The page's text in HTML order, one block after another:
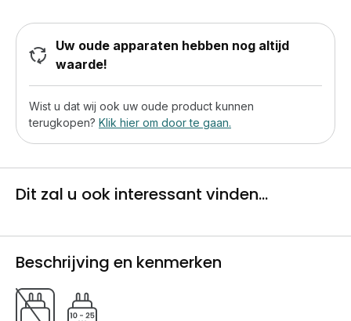
Uw oude apparaten hebben nog altijd
waarde!
Wist u dat wij ook uw oude product kunnen
terugkopen? Klik hier om door te gaan.
Dit zal u ook interessant vinden...
Beschrijving en kenmerken